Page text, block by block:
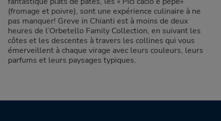
(fromage et poivre), sont une expérience culinaire à ne
pas manquer! Greve in Chianti est à moins de deux
heures de l’Orbetello Family Collection, en suivant les
côtes et les descentes à travers les collines qui vous
émerveillent à chaque virage avec leurs couleurs, leurs
parfums et leurs paysages typiques.